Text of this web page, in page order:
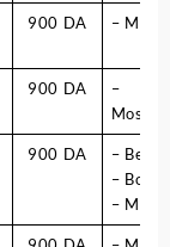
900 DA –
900 DA
–
900 DA
–
– Bou
– M’sila